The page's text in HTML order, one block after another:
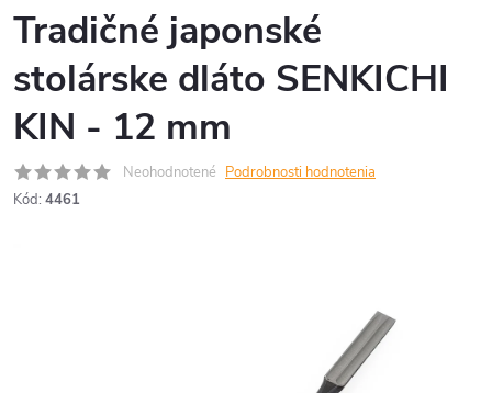
Tradičné japonské
stolárske dláto SENKICHI
KIN - 12 mm
Neohodnotené Podrobnosti hodnotenia
Kód: 4461